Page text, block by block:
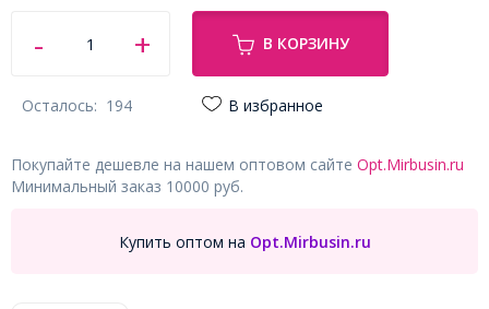
В КОРЗИНУ
Осталось: 194 В избранное
Покупайте дешевле на нашем оптовом сайте Opt.Mirbusin.ru
Минимальный заказ 10000 руб.
Купить оптом на Opt.Mirbusin.ru